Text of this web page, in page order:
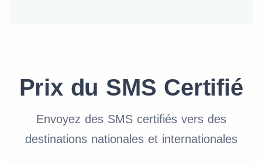
Prix du SMS Certifié
Envoyez des SMS certifiés vers des
destinations nationales et internationales